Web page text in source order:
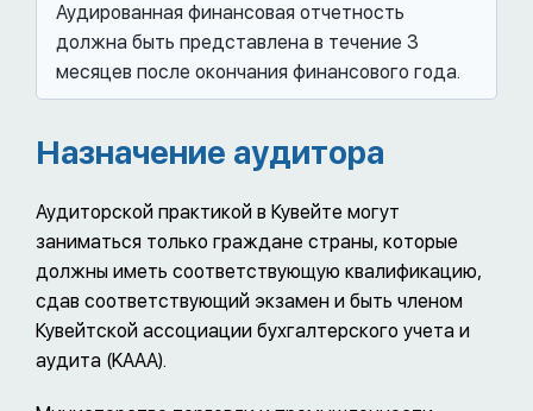
Аудированная финансовая отчетность
должна быть представлена в течение 3
месяцев после окончания финансового года.
Назначение аудитора
Аудиторской практикой в Кувейте могут
заниматься только граждане страны, которые
должны иметь соответствующую квалификацию,
сдав соответствующий экзамен и быть членом
Кувейтской ассоциации бухгалтерского учета и
аудита (KAAA).